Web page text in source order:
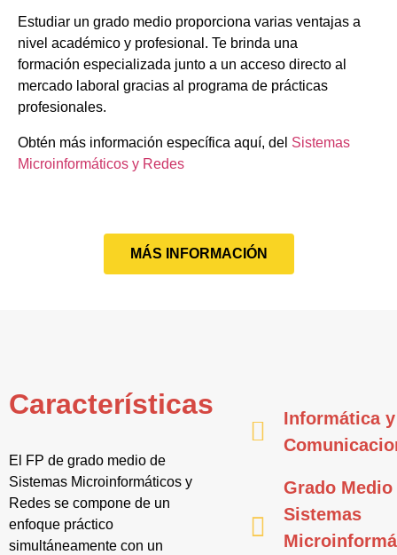
Estudiar un grado medio proporciona varias ventajas a
nivel académico y profesional. Te brinda una
formación especializada junto a un acceso directo al
mercado laboral gracias al programa de prácticas
profesionales.
Obtén más información específica aquí, del Sistemas
Microinformáticos y Redes
MÁS INFORMACIÓN
Características
El FP de grado medio de
Sistemas Microinformáticos y
Redes se compone de un
enfoque práctico
simultáneamente con un
Informática y
Grado Medio
Sistemas